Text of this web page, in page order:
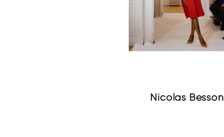
Nicolas Besson